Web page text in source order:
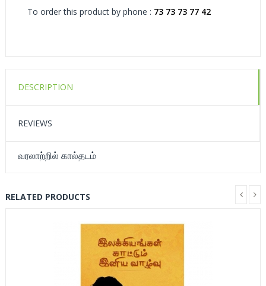
To order this product by phone : 73 73 73 77 42
DESCRIPTION
REVIEWS
வரலாற்றில் கால்தடம்
RELATED PRODUCTS